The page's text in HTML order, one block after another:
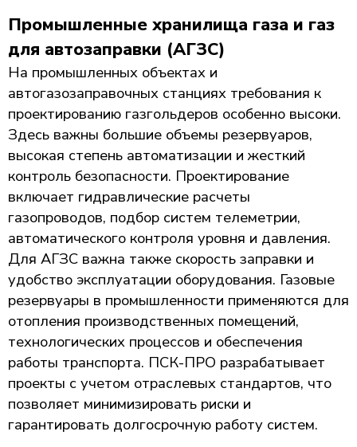
Промышленные хранилища газа и газ
для автозаправки (АГЗС)
На промышленных объектах и
автогазозаправочных станциях требования к
проектированию газгольдеров особенно высоки.
Здесь важны большие объемы резервуаров,
высокая степень автоматизации и жесткий
контроль безопасности. Проектирование
включает гидравлические расчеты
газопроводов, подбор систем телеметрии,
автоматического контроля уровня и давления.
Для АГЗС важна также скорость заправки и
удобство эксплуатации оборудования. Газовые
резервуары в промышленности применяются для
отопления производственных помещений,
технологических процессов и обеспечения
работы транспорта. ПСК-ПРО разрабатывает
проекты с учетом отраслевых стандартов, что
позволяет минимизировать риски и
гарантировать долгосрочную работу систем.